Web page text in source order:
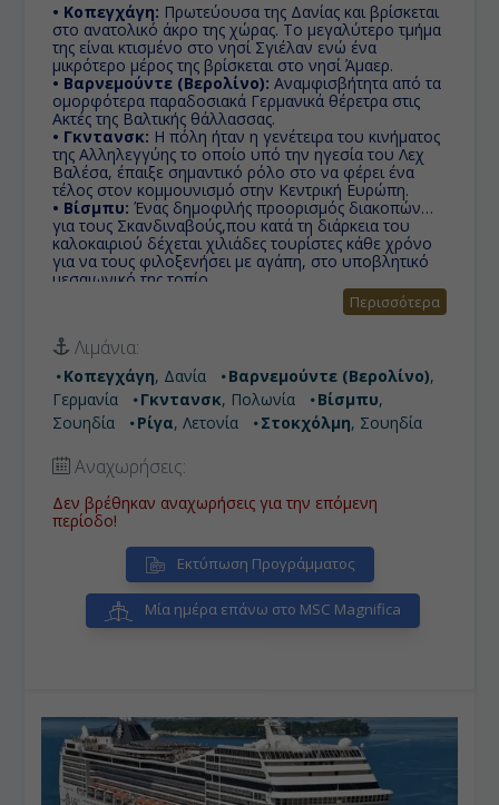
• Κοπεγχάγη: Πρωτεύουσα της Δανίας και βρίσκεται
στο ανατολικό άκρο της χώρας. Το μεγαλύτερο τμήμα
της είναι κτισμένο στο νησί Σγιέλαν ενώ ένα
μικρότερο μέρος της βρίσκεται στο νησί Άμαερ.
• Βαρνεμούντε (Βερολίνο): Αναμφισβήτητα από τα
ομορφότερα παραδοσιακά Γερμανικά θέρετρα στις
Ακτές της Βαλτικής θάλλασσας.
• Γκντανσκ: Η πόλη ήταν η γενέτειρα του κινήματος
της Αλληλεγγύης το οποίο υπό την ηγεσία του Λεχ
Βαλέσα, έπαιξε σημαντικό ρόλο στο να φέρει ένα
τέλος στον κομμουνισμό στην Κεντρική Ευρώπη.
• Βίσμπυ: Ένας δημοφιλής προορισμός διακοπών
για τους Σκανδιναβούς,που κατά τη διάρκεια του
καλοκαιριού δέχεται χιλιάδες τουρίστες κάθε χρόνο
για να τους φιλοξενήσει με αγάπη, στο υποβλητικό
μεσαιωνικό της τοπίο.
Πρωτεύουσα της Λετονίας με το 60% του
πληθυσμού να είναι Λετονοί, ενώ σχεδόν το 30%
είναι Ρώσοι. Η Λετονία είναι μία από τις τρεις βαλτικές
χώρες που μετά τον Β' Παγκόσμιο Πόλεμο
προσαρτήθηκαν στην τότε ΕΣΣΔ. Aπέκτησε την
ανεξαρτησία της από την ΕΣΣΔ τον Αύγουστο του
1991. Την 1η Μαΐου 2004 η χώρα έγινε μέλος της
Ευρωπαϊκής Ένωσης.
• Στοκχόλμη: To όνομά της σημαίνει "πόλη ανάμεσα
σε γέφυρες", με 1,5 εκατ. κατοίκους είναι η
μεγαλύτερη πόλη και πρωτεύουσα της Σουηδίας.
Περισσότερα
Λιμάνια:
Κοπεγχάγη, Δανία Βαρνεμούντε (Βερολίνο),
Γερμανία
Γκντανσκ, Πολωνία Βίσμπυ,
Σουηδία
Ρίγα, Λετονία Στοκχόλμη, Σουηδία
Αναχωρήσεις:
Δεν βρέθηκαν αναχωρήσεις για την επόμενη
περίοδο!
Εκτύπωση Προγράμματος
Μία ημέρα επάνω στο MSC Magnifica